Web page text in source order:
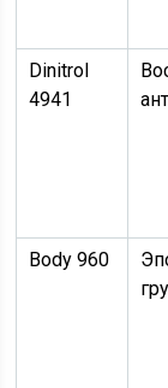
Dinitrol
4941
Body 960